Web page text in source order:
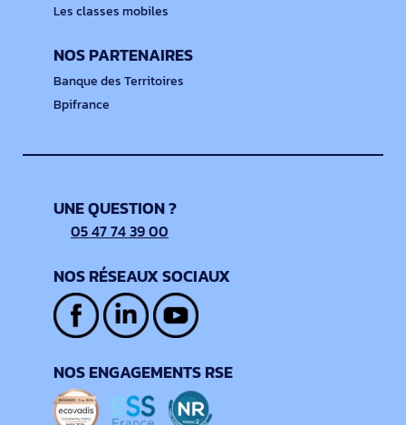
Les classes mobiles
NOS PARTENAIRES
Banque des Territoires
Bpifrance
UNE QUESTION ?
05 47 74 39 00
NOS RÉSEAUX SOCIAUX
NOS ENGAGEMENTS RSE